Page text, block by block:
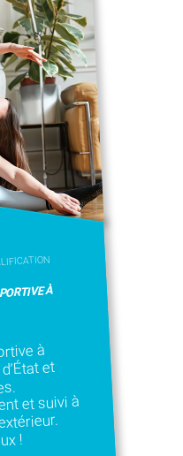
À
à
et
et suivi à
!